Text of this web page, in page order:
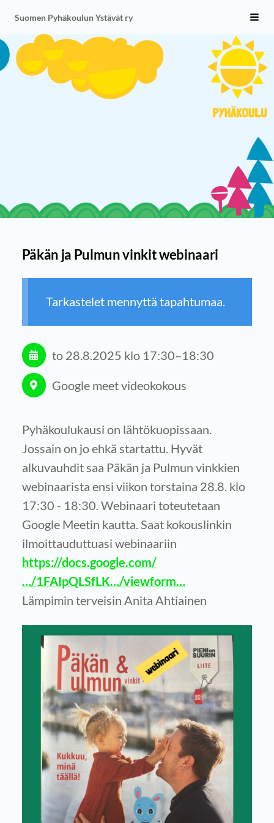
Siirry
sisältöön
Suomen Pyhäkoulun Ystävät ry
Päkän ja Pulmun vinkit webinaari
Tarkastelet mennyttä tapahtumaa.
to 28.8.2025 klo 17:30–18:30
Google meet videokokous
Pyhäkoulukausi on lähtökuopissaan.
Jossain on jo ehkä startattu. Hyvät
alkuvauhdit saa Päkän ja Pulmun vinkkien
webinaarista ensi viikon torstaina 28.8. klo
17:30 - 18:30. Webinaari toteutetaan
Google Meetin kautta. Saat kokouslinkin
ilmoittauduttuasi webinaariin
https://docs.google.com/
…/1FAIpQLSfLK…/viewform…
Lämpimin terveisin Anita Ahtiainen